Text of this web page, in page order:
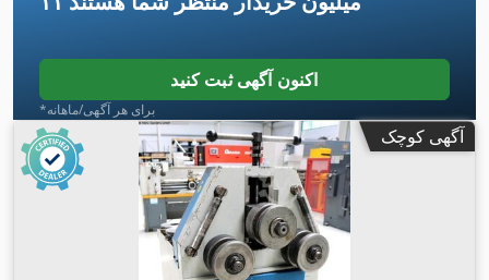
اکنون آگهی ثبت کنید
*برای هر آگهی/ماهانه
آگهی کوچک